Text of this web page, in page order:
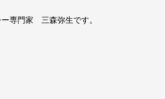
専門家 三森弥生です。